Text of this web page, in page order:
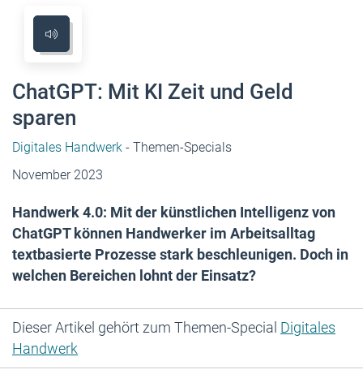
ChatGPT: Mit KI Zeit und Geld
sparen
Digitales Handwerk - Themen-Specials
November 2023
Handwerk 4.0: Mit der künstlichen Intelligenz von
ChatGPT können Handwerker im Arbeitsalltag
textbasierte Prozesse stark beschleunigen. Doch in
welchen Bereichen lohnt der Einsatz?
Dieser Artikel gehört zum Themen-Special Digitales
Handwerk